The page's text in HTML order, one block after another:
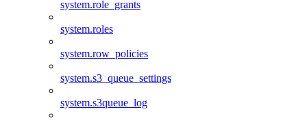
system.role_grants
system.roles
system.row_policies
system.s3_queue_settings
system.s3queue_log